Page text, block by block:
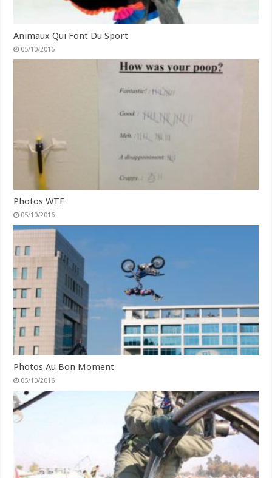
Animaux Qui Font Du Sport
05/10/2016
Photos WTF
05/10/2016
Photos Au Bon Moment
05/10/2016